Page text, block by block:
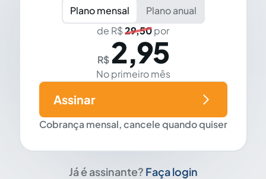
Plano mensal
Plano anual
de R$29,50por
R$ 2,95
No primeiro mês
Cobrança mensal, cancele quando quiser
Assinar
Já é assinante? Faça login